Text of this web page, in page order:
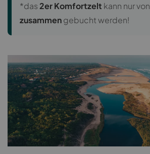
*das2er Komfortzelt kann nur von
zusammengebucht werden!